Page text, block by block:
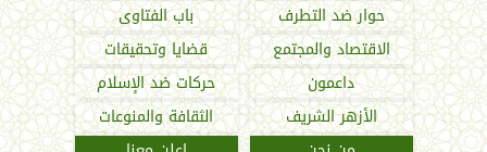
حوار ضد التطرف
باب الفتاوى
الاقتصاد والمجتمع
قضايا وتحقيقات
داعمون
حركات ضد الإسلام
الأزهر الشريف
الثقافة والمنوعات